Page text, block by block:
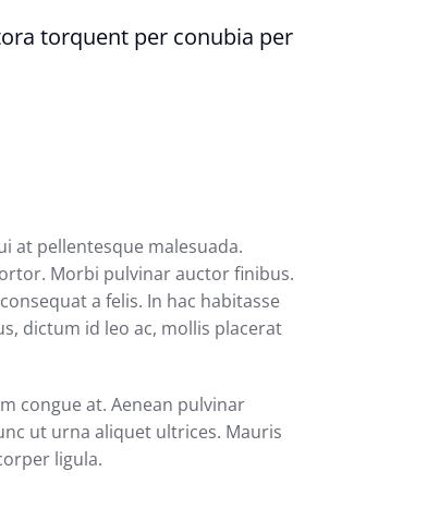
torquent per conubia per
at pellentesque malesuada.
Morbi pulvinar auctor finibus.
a felis. In hac habitasse
dictum id leo ac, mollis placerat
congue at. Aenean pulvinar
ut urna aliquet ultrices. Mauris
ligula.